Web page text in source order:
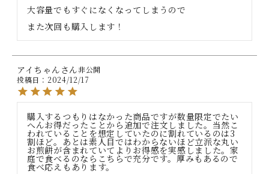
大容量でもすぐになくなってしまうので
また次回も購入します！
アイちゃん
非公開
投稿日
2024/12/17
購入するつもりはなかった商品ですが数量限定でたい
へんお得だったことから追加で注文しました。当然こ
われていることを想定していたのに割れているのは3
割ほど。あとは素人目ではわからないほど立派な丸い
お煎餅が含まれていてよりお得感を実感しました。家
庭で食べるのならこちらで充分です。厚みもあるので
食べ応えもあります。